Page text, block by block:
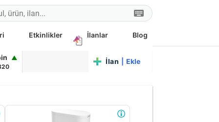
Etkinlikler İlanlar Blog
▲
Ta | Ekle